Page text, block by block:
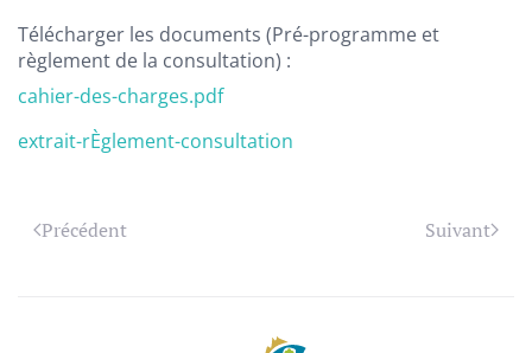
Télécharger les documents (Pré-programme et
règlement de la consultation) :
cahier-des-charges.pdf
extrait-rÈglement-consultation
Précédent Suivant